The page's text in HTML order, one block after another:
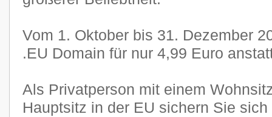
Vom 1. Oktober bis 31. Dezember
.EU Domain für nur 4,99 Euro
Als Privatperson mit einem
Hauptsitz in der EU sichern Sie